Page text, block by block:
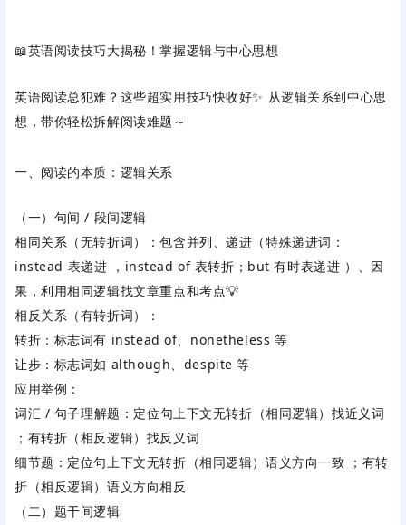
📖英语阅读技巧大揭秘！掌握逻辑与中心思想
英语阅读总犯难？这些超实用技巧快收好✨ 从逻辑关系到中心思
想，带你轻松拆解阅读难题～
一、阅读的本质：逻辑关系
（一）句间 / 段间逻辑
相同关系（无转折词）：包含并列、递进（特殊递进词：
instead 表递进 ，instead of 表转折；but 有时表递进 ）、因
果，利用相同逻辑找文章重点和考点💡
相反关系（有转折词）：
转折：标志词有 instead of、nonetheless 等
让步：标志词如 although、despite 等
应用举例：
词汇 / 句子理解题：定位句上下文无转折（相同逻辑）找近义词
；有转折（相反逻辑）找反义词
细节题：定位句上下文无转折（相同逻辑）语义方向一致 ；有转
折（相反逻辑）语义方向相反
（二）题干间逻辑